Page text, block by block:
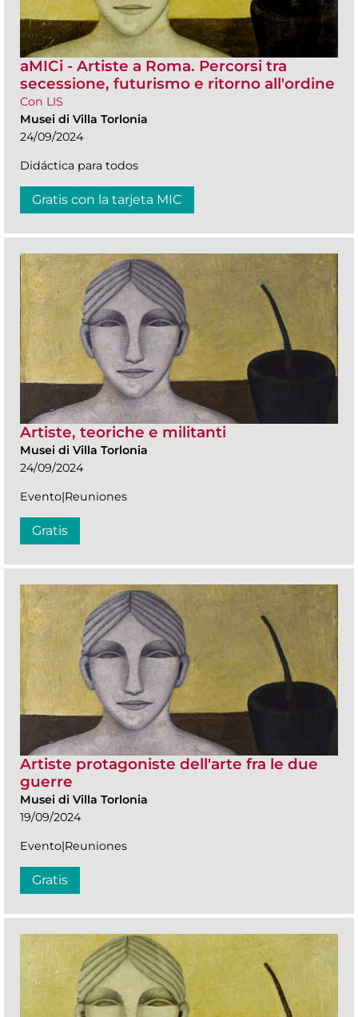
aMICi - Artiste a Roma. Percorsi tra
secessione, futurismo e ritorno all'ordine
Con LIS
Musei di Villa Torlonia
24/09/2024
Didáctica para todos
Gratis con la tarjeta MIC
Artiste, teoriche e militanti
Musei di Villa Torlonia
24/09/2024
Evento|Reuniones
Gratis
Artiste protagoniste dell'arte fra le due
guerre
Musei di Villa Torlonia
19/09/2024
Evento|Reuniones
Gratis